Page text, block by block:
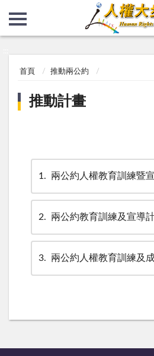
首頁 推動兩公約
推動計畫
1 兩公約人權教育訓練暨
2 兩公約教育訓練及宣導
3 兩公約人權教育訓練及